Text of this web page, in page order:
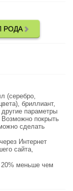
РОДА
(серебро,
бриллиант,
параметры
покрыть
сделать
Интернет
сайта,
20% меньше чем
РОДА
металл (серебро,
бриллиант,
параметры
покрыть
изделия
РОДИЕМ
через Интернет
нашего сайта,
прочтите
20% меньше чем
вес золота)